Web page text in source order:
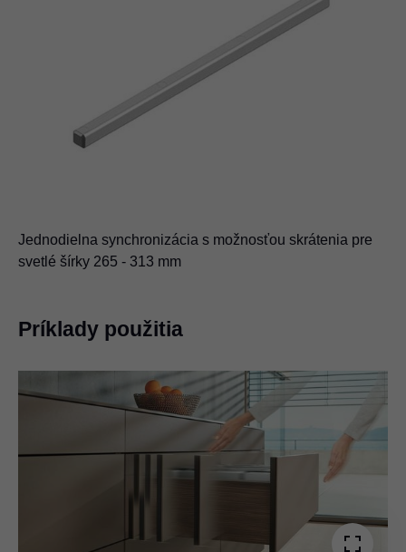
Jednodielna synchronizácia s možnosťou skrátenia pre
svetlé šírky 265 - 313 mm
Príklady použitia